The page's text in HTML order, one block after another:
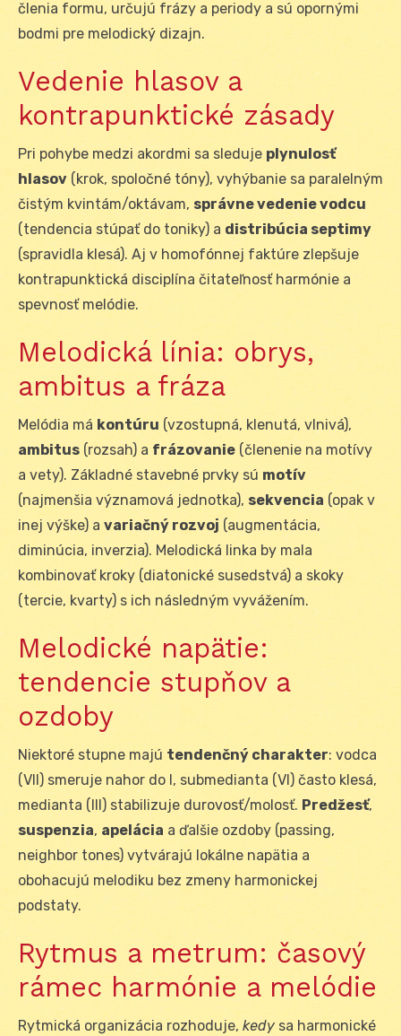
členia formu, určujú frázy a periody a sú opornými
bodmi pre melodický dizajn.
Vedenie hlasov a
kontrapunktické zásady
Pri pohybe medzi akordmi sa sleduje plynulosť
hlasov (krok, spoločné tóny), vyhýbanie sa paralelným
čistým kvintám/oktávam, správne vedenie vodcu
(tendencia stúpať do toniky) a distribúcia septimy
(spravidla klesá). Aj v homofónnej faktúre zlepšuje
kontrapunktická disciplína čitateľnosť harmónie a
spevnosť melódie.
Melodická línia: obrys,
ambitus a fráza
Melódia má kontúru (vzostupná, klenutá, vlnivá),
ambitus (rozsah) a frázovanie (členenie na motívy
a vety). Základné stavebné prvky sú motív
(najmenšia významová jednotka), sekvencia (opak v
inej výške) a variačný rozvoj (augmentácia,
diminúcia, inverzia). Melodická linka by mala
kombinovať kroky (diatonické susedstvá) a skoky
(tercie, kvarty) s ich následným vyvážením.
Melodické napätie:
tendencie stupňov a
ozdoby
Niektoré stupne majú tendenčný charakter: vodca
(VII) smeruje nahor do I, submedianta (VI) často klesá,
medianta (III) stabilizuje durovosť/molosť. Predžesť,
suspenzia, apelácia a ďalšie ozdoby (passing,
neighbor tones) vytvárajú lokálne napätia a
obohacujú melodiku bez zmeny harmonickej
podstaty.
Rytmus a metrum: časový
rámec harmónie a melódie
Rytmická organizácia rozhoduje, kedy sa harmonické